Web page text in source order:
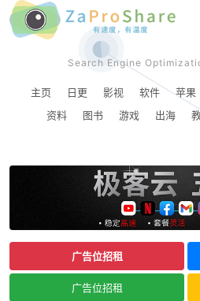
Search Engine
主页 日更 影视 软件 苹果
资料
图书 游戏 出海
广告位招租
广告位招租